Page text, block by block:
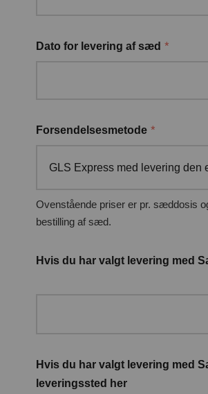
Dato for levering af sæd *
Forsendelsesmetode *
GLS Express med levering den
Ovenstående priser er pr. sæddosis og ekskl. moms. Fragten
bestilling af sæd.
Hvis du har valgt levering med
Hvis du har valgt levering med
leveringssted her